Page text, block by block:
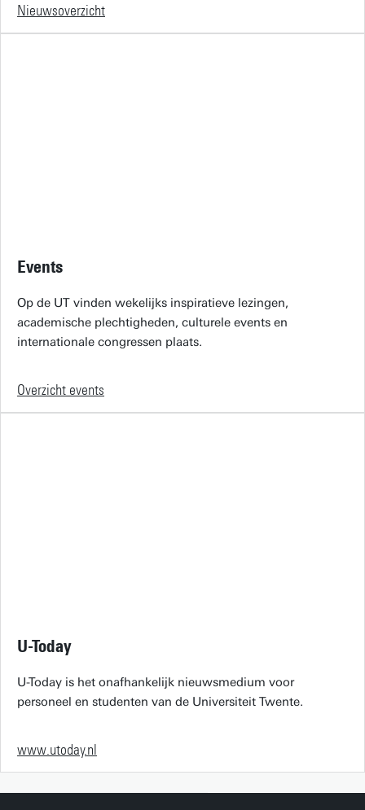
Nieuwsoverzicht
Events
Op de UT vinden wekelijks inspiratieve lezingen,
academische plechtigheden, culturele events en
internationale congressen plaats.
Overzicht events
U-Today
U-Today is het onafhankelijk nieuwsmedium voor
personeel en studenten van de Universiteit Twente.
www.utoday.nl